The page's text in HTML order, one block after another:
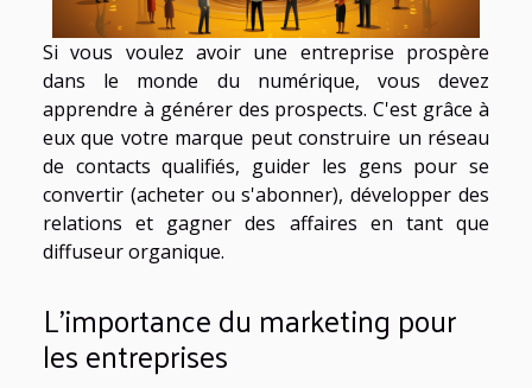
Si vous voulez avoir une entreprise prospère
dans le monde du numérique, vous devez
apprendre à générer des prospects. C'est grâce à
eux que votre marque peut construire un réseau
de contacts qualifiés, guider les gens pour se
convertir (acheter ou s'abonner), développer des
relations et gagner des affaires en tant que
diffuseur organique.
L'importance du marketing pour
les entreprises